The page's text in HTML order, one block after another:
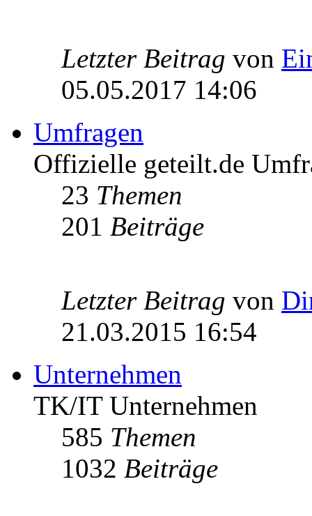
Letzter Beitrag von
05.05.2017 14:06
Umfragen
Offizielle geteilt.de
23 Themen
201 Beiträge
Letzter Beitrag von
21.03.2015 16:54
Unternehmen
TK/IT Unternehmen
585 Themen
1032 Beiträge